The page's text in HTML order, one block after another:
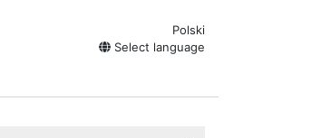
Polski
Select language